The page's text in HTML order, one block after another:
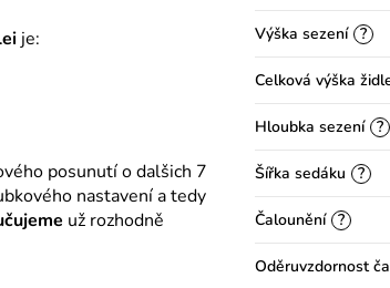
je:
posunutí o dalšich 7
nastavení a tedy
už rozhodně
?
Výška sezení
Celková výška
?
Hloubka sezení
?
Šířka sedáku
?
Čalounění
Oděruvzdornost